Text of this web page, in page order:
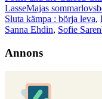
LasseMajas
Sluta kämpa : börja leva,
Sanna Ehdin, Sofie
Annons